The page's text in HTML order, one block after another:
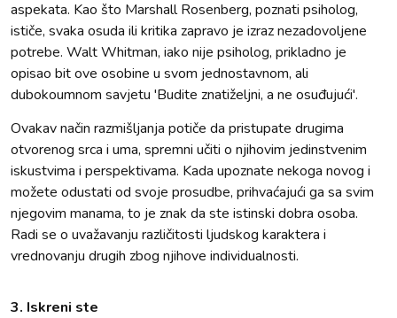
aspekata. Kao što Marshall Rosenberg, poznati psiholog,
ističe, svaka osuda ili kritika zapravo je izraz nezadovoljene
potrebe​​. Walt Whitman, iako nije psiholog, prikladno je
opisao bit ove osobine u svom jednostavnom, ali
dubokoumnom savjetu 'Budite znatiželjni, a ne osuđujući'.
Ovakav način razmišljanja potiče da pristupate drugima
otvorenog srca i uma, spremni učiti o njihovim jedinstvenim
iskustvima i perspektivama. Kada upoznate nekoga novog i
možete odustati od svoje prosudbe, prihvaćajući ga sa svim
njegovim manama, to je znak da ste istinski dobra osoba.
Radi se o uvažavanju različitosti ljudskog karaktera i
vrednovanju drugih zbog njihove individualnosti.
3. Iskreni ste